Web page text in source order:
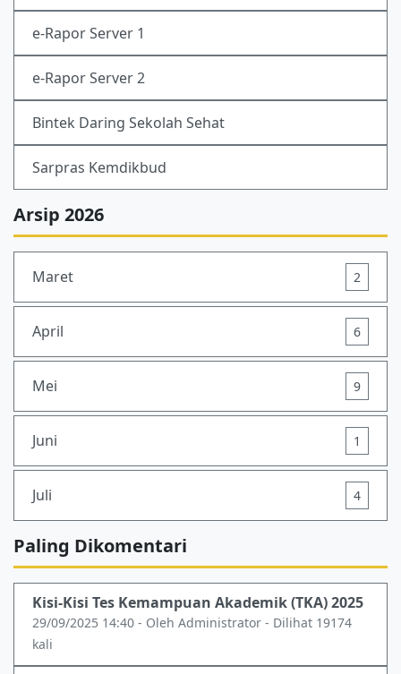
e-Rapor Server 1
e-Rapor Server 2
Bintek Daring Sekolah Sehat
Sarpras Kemdikbud
Arsip 2026
Maret 2
April 6
Mei 9
Juni 1
Juli 4
Paling Dikomentari
Kisi-Kisi Tes Kemampuan Akademik (TKA) 2025
29/09/2025 14:40 - Oleh Administrator - Dilihat 19174
kali